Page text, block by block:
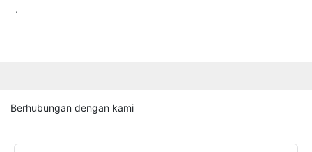
.
Berhubungan dengan kami